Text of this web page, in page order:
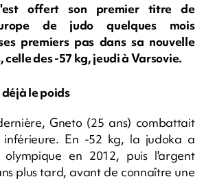
offert son premier titre de
de judo quelques mois
premiers pas dans sa nouvelle
des -57 kg, jeudi à Varsovie.
le poids
Gneto (25 ans) combattait
En -52 kg, la judoka a
en 2012, puis l'argent
plus tard, avant de connaître une